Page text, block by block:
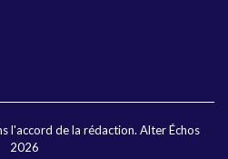
l'accord de la rédaction. Alter Échos
2026